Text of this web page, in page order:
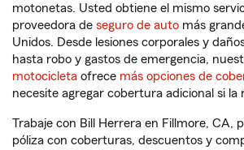
motonetas. Usted obtiene el mismo
proveedora de seguro de auto más
Unidos. Desde lesiones corporales y
hasta robo y gastos de emergencia,
motocicleta ofrece más opciones de
necesite agregar cobertura adicional si la
Trabaje con Bill Herrera en Fillmore, CA,
póliza con coberturas, descuentos y